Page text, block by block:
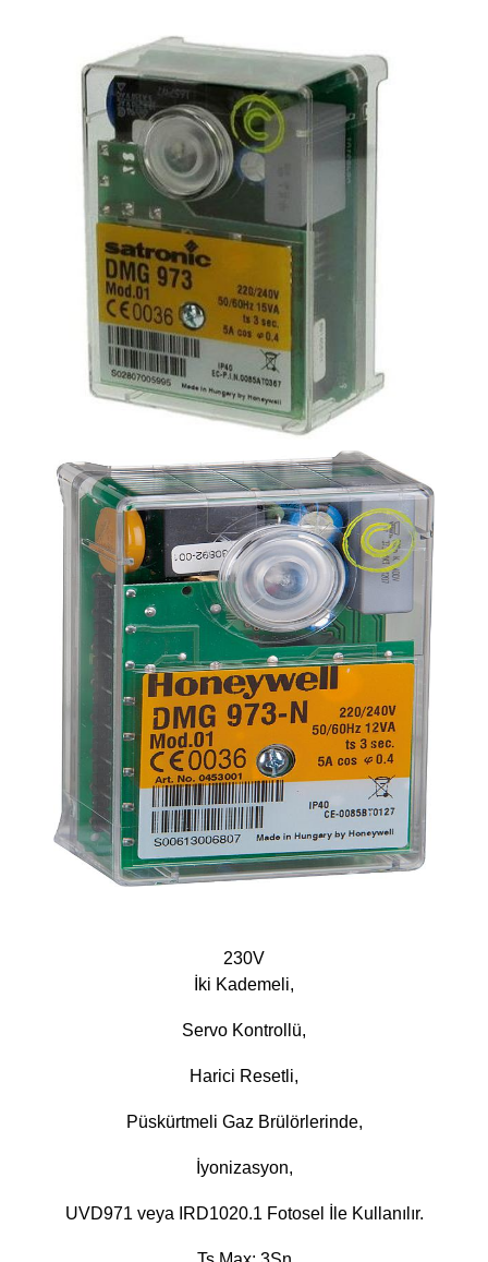
230V
İki Kademeli,
Servo Kontrollü,
Harici Resetli,
Püskürtmeli Gaz Brülörlerinde,
İyonizasyon,
UVD971 veya IRD1020.1 Fotosel İle Kullanılır.